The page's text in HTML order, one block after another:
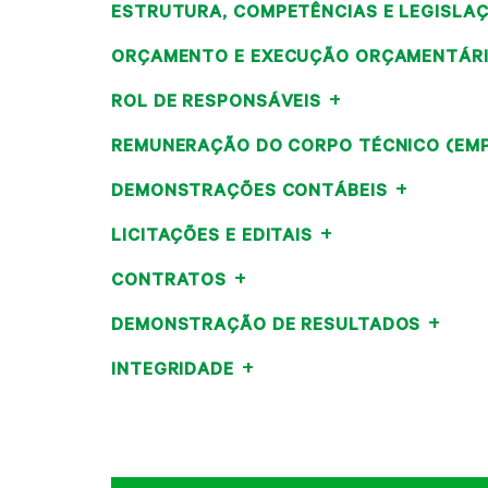
ESTRUTURA, COMPETÊNCIAS E
ORÇAMENTO E EXECUÇÃO
ROL DE RESPONSÁVEIS
REMUNERAÇÃO DO CORPO TÉCNICO
DEMONSTRAÇÕES CONTÁBEIS
LICITAÇÕES E EDITAIS
CONTRATOS
DEMONSTRAÇÃO DE RESULTADOS
INTEGRIDADE